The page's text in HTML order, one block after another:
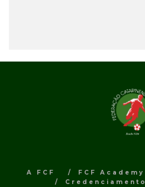
A FCF FCF Academy
Credenciamento